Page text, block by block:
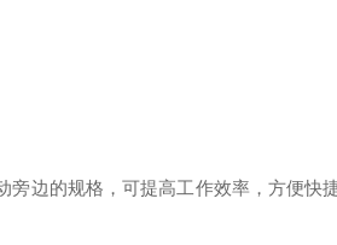
边的规格，可提高工作效率，方便快